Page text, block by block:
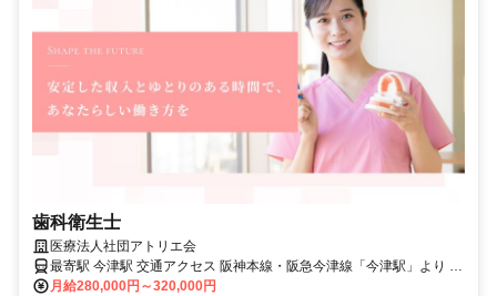
歯科衛生士
医療法人社団アトリエ会
最寄駅 今津駅 交通アクセス 阪神本線・阪急今津線「今津駅」より 徒
歩約11分
月給280,000円～320,000円